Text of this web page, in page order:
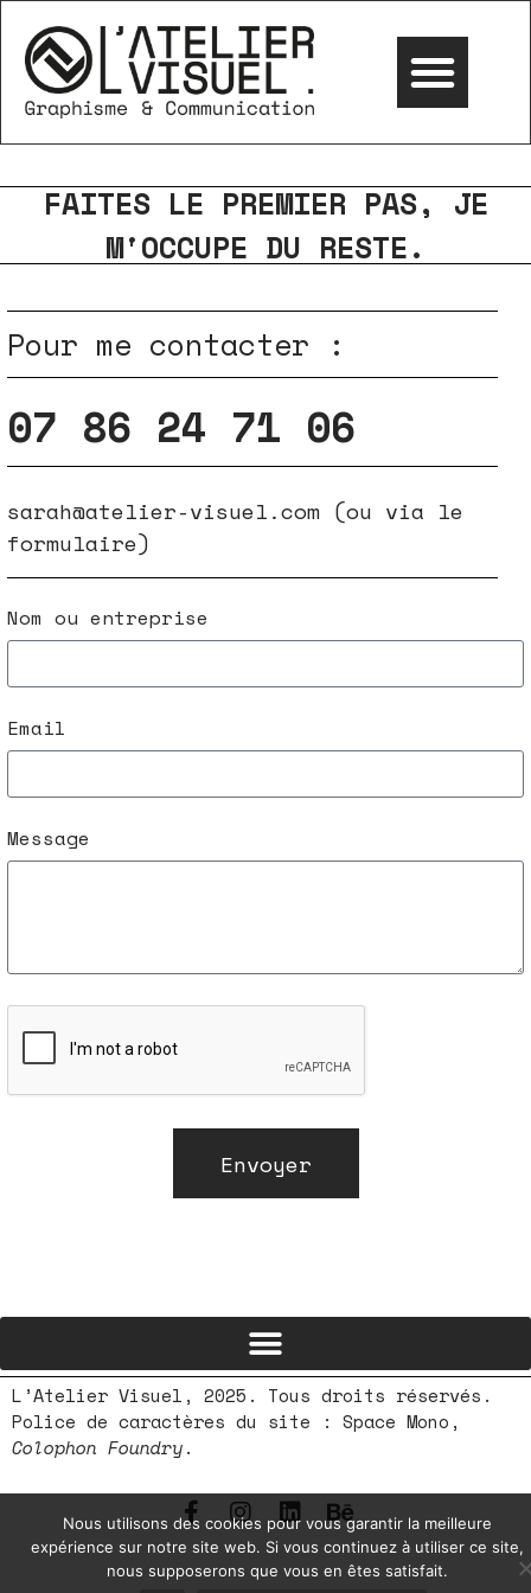
FAITES LE PREMIER PAS, JE
M'OCCUPE DU RESTE.
Pour me contacter :
07 86 24 71 06
sarah@atelier-visuel.com (ou via le
formulaire)
Nom ou entreprise
Email
Message
Envoyer
L’Atelier Visuel, 2025. Tous droits réservés.
Police de caractères du site : Space Mono,
Colophon Foundry.
Nous utilisons des cookies pour vous garantir la meilleure
expérience sur notre site web. Si vous continuez à utiliser ce site,
nous supposerons que vous en êtes satisfait.